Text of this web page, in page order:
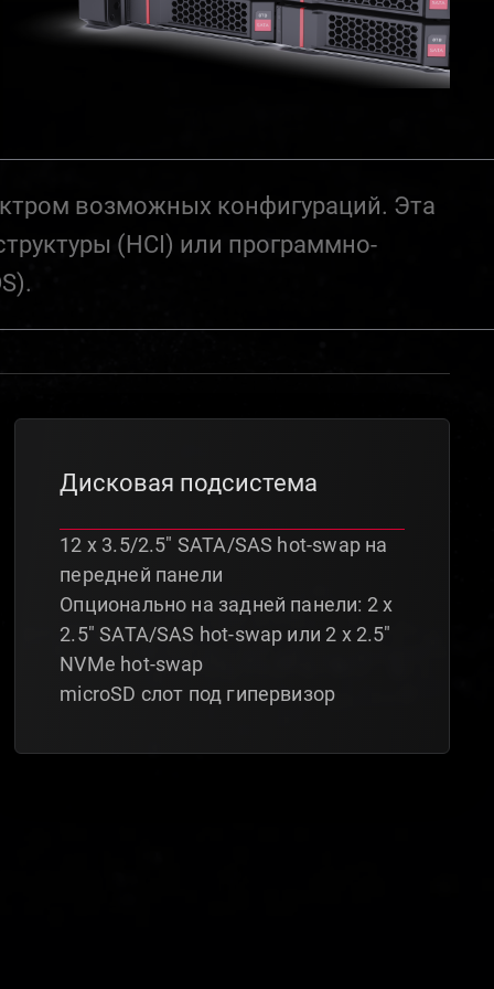
возможных конфигураций. Эта
(HCI) или программно-
Дисковая подсистема
12 х 3.5/2.5" SATA/SAS hot-swap на
передней панели
Опционально на задней панели: 2 х
2.5" SATA/SAS hot-swap или 2 х 2.5"
NVMe hot-swap
microSD слот под гипервизор